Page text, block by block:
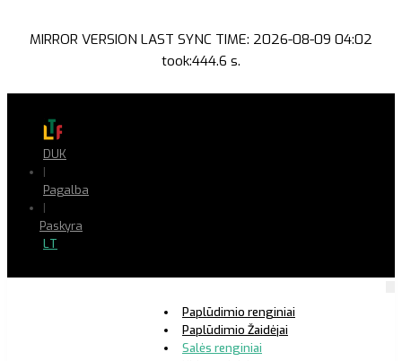
MIRROR VERSION LAST SYNC TIME: 2026-08-09 04:02
took:444.6 s.
DUK
|
Pagalba
|
Paskyra
LT
Paplūdimio renginiai
Paplūdimio Žaidėjai
Salės renginiai